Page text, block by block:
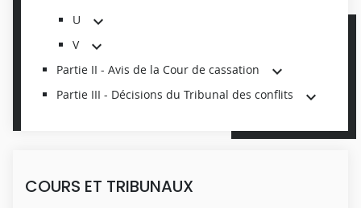
U
V
Partie II - Avis de la Cour de cassation
Partie III - Décisions du Tribunal des conflits
COURS ET TRIBUNAUX